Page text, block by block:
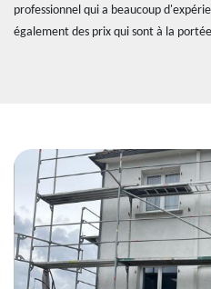
professionnel qui a beaucoup
également des prix qui sont à la